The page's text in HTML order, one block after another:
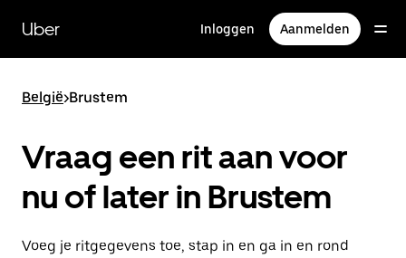
naar
hoofdinhoud
Uber Inloggen Aanmelden
België>Brustem
Vraag een rit aan voor
nu of later in Brustem
Voeg je ritgegevens toe, stap in en ga in en rond